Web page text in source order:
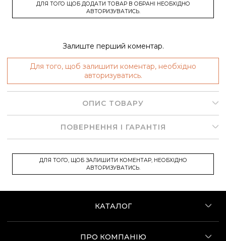
ДЛЯ ТОГО ЩОБ ДОДАТИ ТОВАР В ОБРАНІ НЕОБХІДНО
АВТОРИЗУВАТИСЬ.
Залиште перший коментар.
Для того, щоб залишити коментар, необхідно
авторизуватись.
ОПИС ТОВАРУ
ПОВЕРНЕННЯ І ГАРАНТІЯ
ДЛЯ ТОГО, ЩОБ ЗАЛИШИТИ КОМЕНТАР, НЕОБХІДНО
АВТОРИЗУВАТИСЬ.
КАТАЛОГ
ПРО КОМПАНІЮ